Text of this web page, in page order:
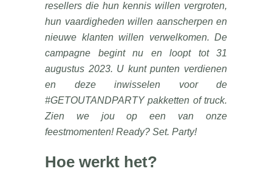
resellers die hun kennis willen vergroten,
hun vaardigheden willen aanscherpen en
nieuwe klanten willen verwelkomen. De
campagne begint nu en loopt tot 31
augustus 2023. U kunt punten verdienen
en deze inwisselen voor de
#GETOUTANDPARTY pakketten of truck.
Zien we jou op een van onze
feestmomenten! Ready? Set. Party!
Hoe werkt het?